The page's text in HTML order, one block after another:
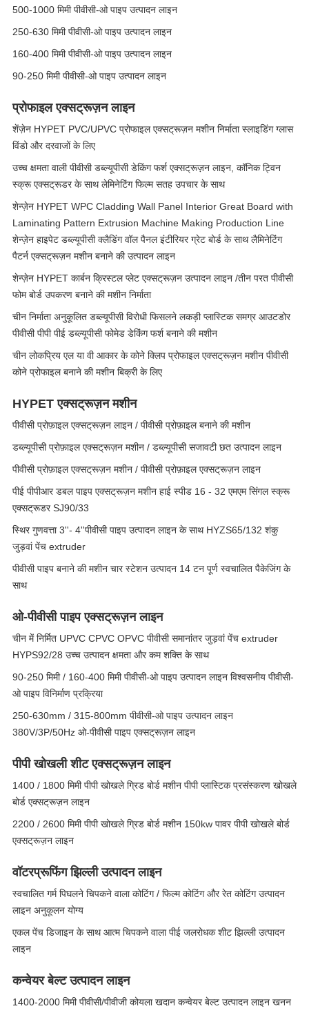
500-1000 मिमी पीवीसी-ओ पाइप उत्पादन लाइन
250-630 मिमी पीवीसी-ओ पाइप उत्पादन लाइन
160-400 मिमी पीवीसी-ओ पाइप उत्पादन लाइन
90-250 मिमी पीवीसी-ओ पाइप उत्पादन लाइन
प्रोफाइल एक्सट्रूज़न लाइन
शेंज़ेन HYPET PVC/UPVC प्रोफाइल एक्सट्रूज़न मशीन निर्माता स्लाइडिंग ग्लास
विंडो और दरवाजों के लिए
उच्च क्षमता वाली पीवीसी डब्ल्यूपीसी डेकिंग फर्श एक्सट्रूज़न लाइन, कॉनिक ट्विन
स्क्रू एक्सट्रूडर के साथ लेमिनेटिंग फिल्म सतह उपचार के साथ
शेन्ज़ेन HYPET WPC Cladding Wall Panel Interior Great Board with
Laminating Pattern Extrusion Machine Making Production Line
शेन्ज़ेन हाइपेट डब्ल्यूपीसी क्लैडिंग वॉल पैनल इंटीरियर ग्रेट बोर्ड के साथ लैमिनेटिंग
पैटर्न एक्सट्रूज़न मशीन बनाने की उत्पादन लाइन
शेन्ज़ेन HYPET कार्बन क्रिस्टल प्लेट एक्सट्रूज़न उत्पादन लाइन /तीन परत पीवीसी
फोम बोर्ड उपकरण बनाने की मशीन निर्माता
चीन निर्माता अनुकूलित डब्ल्यूपीसी विरोधी फिसलने लकड़ी प्लास्टिक समग्र आउटडोर
पीवीसी पीपी पीई डब्ल्यूपीसी फोमेड डेकिंग फर्श बनाने की मशीन
चीन लोकप्रिय एल या वी आकार के कोने क्लिप प्रोफाइल एक्सट्रूज़न मशीन पीवीसी
कोने प्रोफाइल बनाने की मशीन बिक्री के लिए
HYPET एक्सट्रूज़न मशीन
पीवीसी प्रोफ़ाइल एक्सट्रूज़न लाइन / पीवीसी प्रोफ़ाइल बनाने की मशीन
डब्ल्यूपीसी प्रोफ़ाइल एक्सट्रूज़न मशीन / डब्ल्यूपीसी सजावटी छत उत्पादन लाइन
पीवीसी प्रोफ़ाइल एक्सट्रूज़न मशीन / पीवीसी प्रोफ़ाइल एक्सट्रूज़न लाइन
पीई पीपीआर डबल पाइप एक्सट्रूज़न मशीन हाई स्पीड 16 - 32 एमएम सिंगल स्क्रू
एक्सट्रूडर SJ90/33
स्थिर गुणवत्ता 3''- 4''पीवीसी पाइप उत्पादन लाइन के साथ HYZS65/132 शंकु
जुड़वां पेंच extruder
पीवीसी पाइप बनाने की मशीन चार स्टेशन उत्पादन 14 टन पूर्ण स्वचालित पैकेजिंग के
साथ
ओ-पीवीसी पाइप एक्सट्रूज़न लाइन
चीन में निर्मित UPVC CPVC OPVC पीवीसी समानांतर जुड़वां पेंच extruder
HYPS92/28 उच्च उत्पादन क्षमता और कम शक्ति के साथ
90-250 मिमी / 160-400 मिमी पीवीसी-ओ पाइप उत्पादन लाइन विश्वसनीय पीवीसी-
ओ पाइप विनिर्माण प्रक्रिया
250-630mm / 315-800mm पीवीसी-ओ पाइप उत्पादन लाइन
380V/3P/50Hz ओ-पीवीसी पाइप एक्सट्रूज़न लाइन
पीपी खोखली शीट एक्सट्रूज़न लाइन
1400 / 1800 मिमी पीपी खोखले ग्रिड बोर्ड मशीन पीपी प्लास्टिक प्रसंस्करण खोखले
बोर्ड एक्सट्रूज़न लाइन
2200 / 2600 मिमी पीपी खोखले ग्रिड बोर्ड मशीन 150kw पावर पीपी खोखले बोर्ड
एक्सट्रूज़न लाइन
वॉटरप्रूफिंग झिल्ली उत्पादन लाइन
स्वचालित गर्म पिघलने चिपकने वाला कोटिंग / फिल्म कोटिंग और रेत कोटिंग उत्पादन
लाइन अनुकूलन योग्य
एकल पेंच डिजाइन के साथ आत्म चिपकने वाला पीई जलरोधक शीट झिल्ली उत्पादन
लाइन
कन्वेयर बेल्ट उत्पादन लाइन
1400-2000 मिमी पीवीसी/पीवीजी कोयला खदान कन्वेयर बेल्ट उत्पादन लाइन खनन